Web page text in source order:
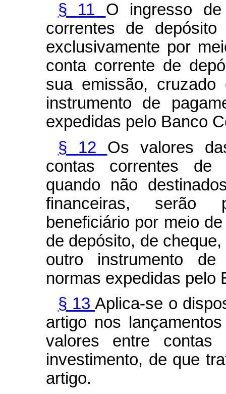
§ 11 O ingresso
correntes de
exclusivamente por
conta corrente de
sua emissão,
instrumento de
expedidas pelo Banco
§ 12 Os valores
contas correntes de
quando não
financeiras, serão
beneficiário por meio
de depósito, de
outro instrumento de
normas expedidas pelo
§ 13 Aplica-se o
artigo nos
valores entre contas
investimento, de que
artigo.